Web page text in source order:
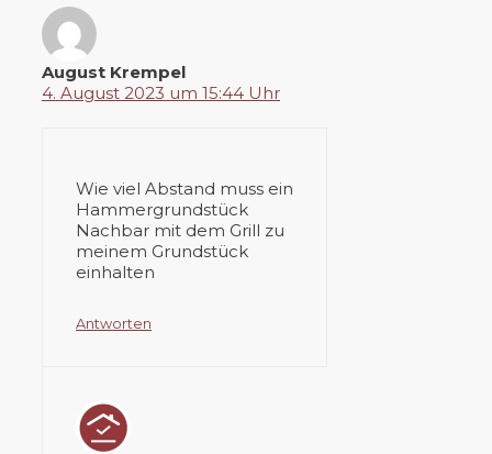
August Krempel
4. August 2023 um 15:44 Uhr
Wie viel Abstand muss ein
Hammergrundstück
Nachbar mit dem Grill zu
meinem Grundstück
einhalten
Antworten